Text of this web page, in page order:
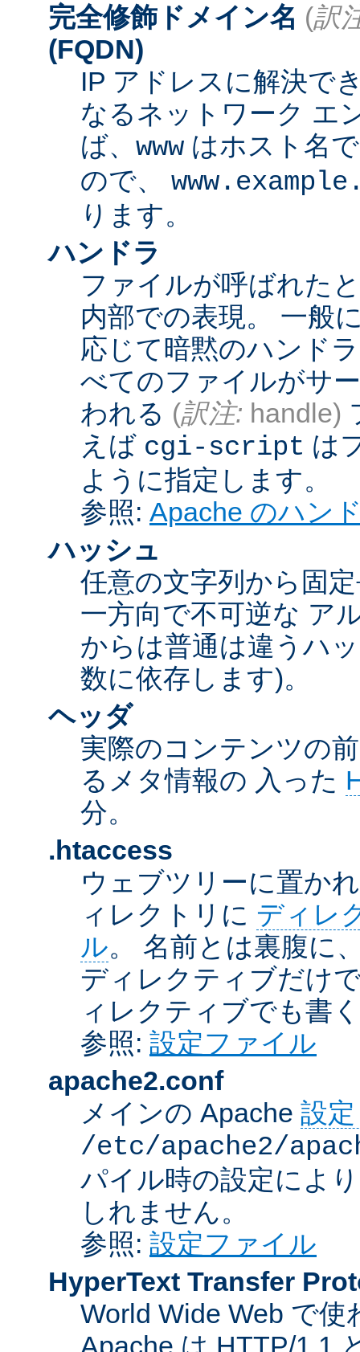
完全修飾ドメイン名 (訳
(FQDN)
IP アドレスに解決で
なるネットワーク エ
ば、 www はホスト名
ので、
ります。
ハンドラ
ファイルが呼ばれた
内部での表現。 一般
応じて暗黙のハンド
べてのファイルがサ
われる (訳注: handle)
えば cgi-script は
ように指定します。
参照: Apache のハン
ハッシュ
任意の文字列から固
一方向で不可逆な ア
からは普通は違うハ
数に依存します)。
ヘッダ
実際のコンテンツの
るメタ情報の 入った
分。
.htaccess
ウェブツリーに置か
ィレクトリに ディレ
ル。 名前とは裏腹に
ディレクティブだけ
ィレクティブでも書
参照: 設定ファイル
apache2.conf
メインの Apache 設
/etc/apache2/
パイル時の設定によ
しれません。
参照: 設定ファイル
HyperText Transfer
World Wide Web で
Apache は HTTP/1.1